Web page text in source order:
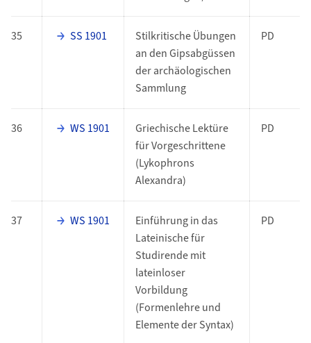
35 SS 1901
Stilkritische Übungen
an den Gipsabgüssen
der archäologischen
Sammlung
PD
36 WS 1901
Griechische Lektüre
für Vorgeschrittene
(Lykophrons
Alexandra)
PD
37 WS 1901
Einführung in das
Lateinische für
Studirende mit
lateinloser
Vorbildung
(Formenlehre und
Elemente der Syntax)
PD